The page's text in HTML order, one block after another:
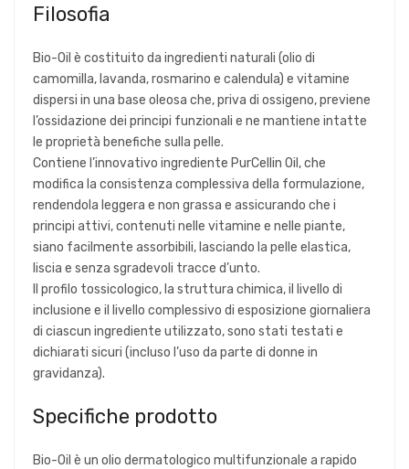
Filosofia
Bio-Oil è costituito da ingredienti naturali (olio di
camomilla, lavanda, rosmarino e calendula) e vitamine
dispersi in una base oleosa che, priva di ossigeno, previene
l’ossidazione dei principi funzionali e ne mantiene intatte
le proprietà benefiche sulla pelle.
Contiene l’innovativo ingrediente PurCellin Oil, che
modifica la consistenza complessiva della formulazione,
rendendola leggera e non grassa e assicurando che i
principi attivi, contenuti nelle vitamine e nelle piante,
siano facilmente assorbibili, lasciando la pelle elastica,
liscia e senza sgradevoli tracce d’unto.
Il profilo tossicologico, la struttura chimica, il livello di
inclusione e il livello complessivo di esposizione giornaliera
di ciascun ingrediente utilizzato, sono stati testati e
dichiarati sicuri (incluso l’uso da parte di donne in
gravidanza).
Specifiche prodotto
Bio-Oil è un olio dermatologico multifunzionale a rapido